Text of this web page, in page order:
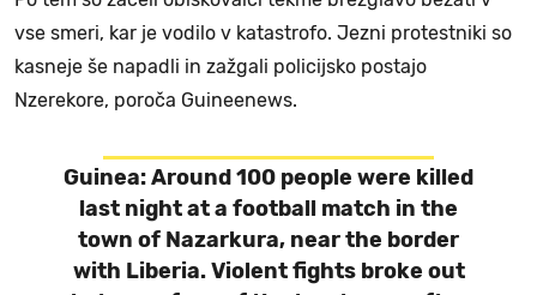
vse smeri, kar je vodilo v katastrofo. Jezni protestniki so
kasneje še napadli in zažgali policijsko postajo
Nzerekore, poroča Guineenews.
Guinea: Around 100 people were killed
last night at a football match in the
town of Nazarkura, near the border
with Liberia. Violent fights broke out